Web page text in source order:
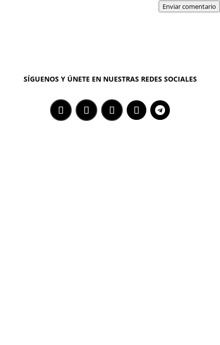
Enviar comentario
SÍGUENOS Y ÚNETE EN NUESTRAS REDES SOCIALES